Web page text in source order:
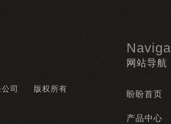
司 版权所有
网站导航
盼盼首页
产品中心